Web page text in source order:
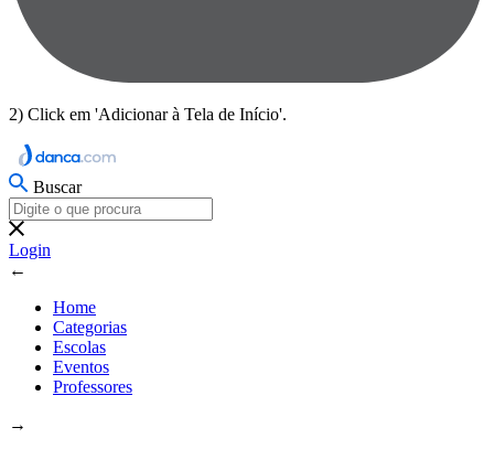
2) Click em 'Adicionar à Tela de Início'.
Buscar
Login
←
Home
Categorias
Escolas
Eventos
Professores
→